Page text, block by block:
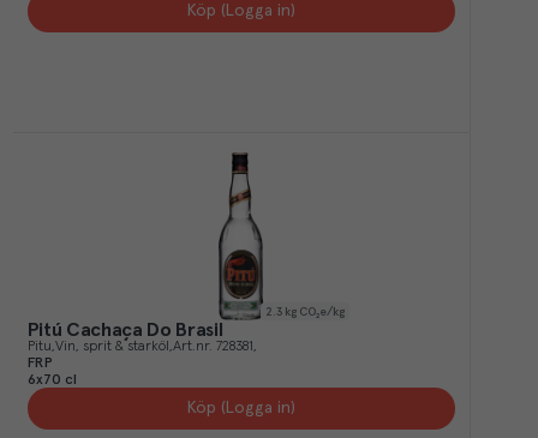
Köp (Logga in)
2.3 kg CO₂e/kg
Pitú Cachaça Do Brasil
Pitu Vin, sprit & starköl Art.nr. 728381
FRP
6x70 cl
Köp (Logga in)